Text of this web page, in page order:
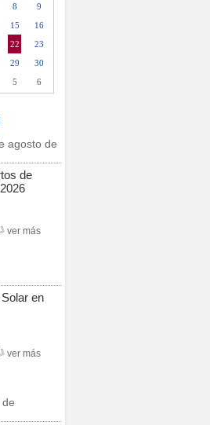
8
9
15
16
22
23
29
30
5 6
agosto de
de
ver más
en
ver más